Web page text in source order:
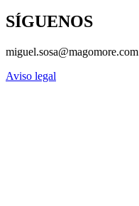
SÍGUENOS
miguel.sosa@magomore.com
Aviso legal